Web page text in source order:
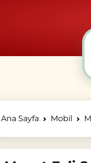
Ana Sayfa Mobil